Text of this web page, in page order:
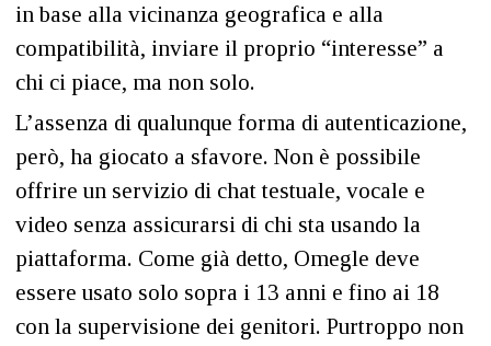
in base alla vicinanza geografica e alla
compatibilità, inviare il proprio “interesse” a
chi ci piace, ma non solo.
L’assenza di qualunque forma di autenticazione,
però, ha giocato a sfavore. Non è possibile
offrire un servizio di chat testuale, vocale e
video senza assicurarsi di chi sta usando la
piattaforma. Come già detto, Omegle deve
essere usato solo sopra i 13 anni e fino ai 18
con la supervisione dei genitori. Purtroppo non